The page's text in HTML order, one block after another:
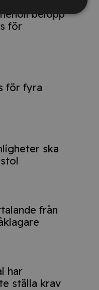
belopp
för
för fyra
ska
från
har
ställa krav